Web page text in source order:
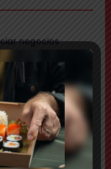
negocios
viales y anuncia
en Puente
de vecinos